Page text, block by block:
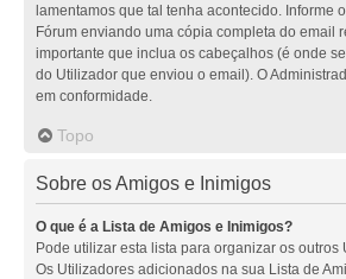
lamentamos que tal tenha acontecido. Informe
Fórum enviando uma cópia completa do email
importante que inclua os cabeçalhos (é onde
do Utilizador que enviou o email). O
em conformidade.
Topo
Sobre os Amigos e Inimigos
O que é a Lista de Amigos e Inimigos?
Pode utilizar esta lista para organizar os outros
Os Utilizadores adicionados na sua Lista de